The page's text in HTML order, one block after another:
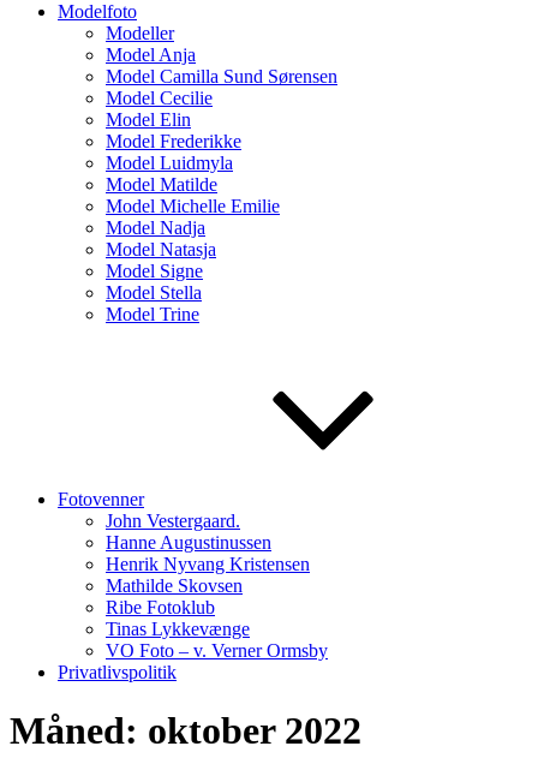
Modelfoto
Modeller
Model Anja
Model Camilla Sund Sørensen
Model Cecilie
Model Elin
Model Frederikke
Model Luidmyla
Model Matilde
Model Michelle Emilie
Model Nadja
Model Natasja
Model Signe
Model Stella
Model Trine
Fotovenner
John Vestergaard.
Hanne Augustinussen
Henrik Nyvang Kristensen
Mathilde Skovsen
Ribe Fotoklub
Tinas Lykkevænge
VO Foto – v. Verner Ormsby
Privatlivspolitik
Måned: oktober 2022